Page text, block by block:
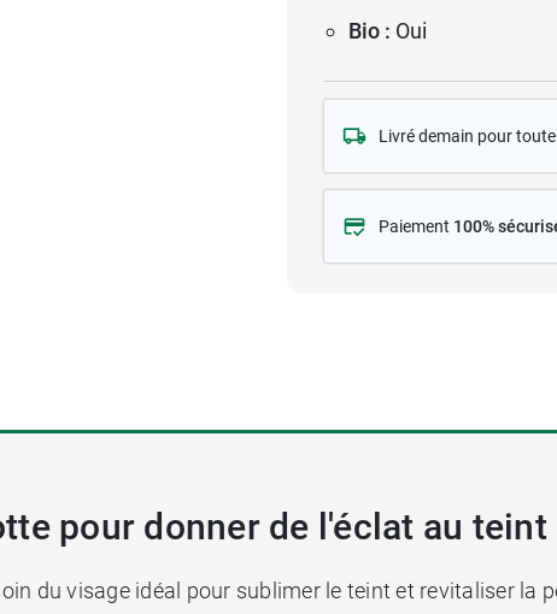
Bio : Oui
Livré demain pour
Paiement 100%
pour donner de l'éclat au teint
du visage idéal pour sublimer le teint et revitaliser la